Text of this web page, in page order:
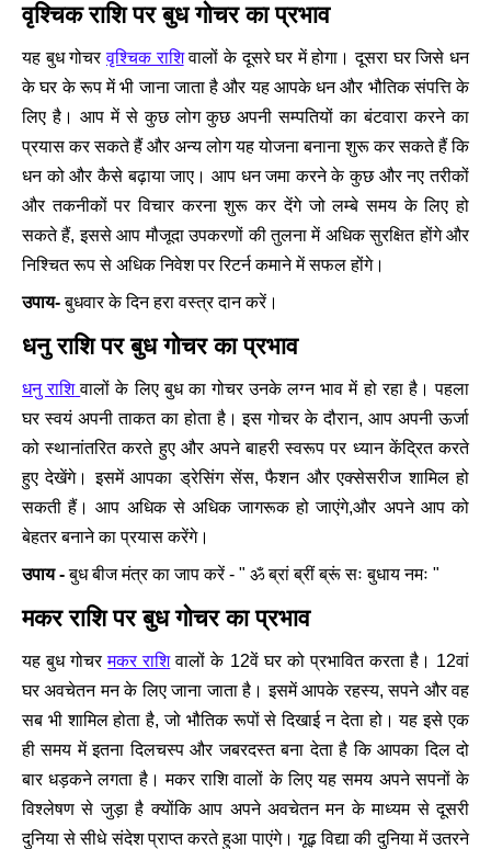
वृश्चिक राशि पर बुध गोचर का प्रभाव
यह बुध गोचर वृश्चिक राशिवालों के दूसरे घर में होगा। दूसरा घर जिसे धन
के घर के रूप में भी जाना जाता है और यह आपके धन और भौतिक संपत्ति के
लिए है। आप में से कुछ लोग कुछ अपनी सम्पतियों का बंटवारा करने का
प्रयास कर सकते हैं और अन्य लोग यह योजना बनाना शुरू कर सकते हैं कि
धन को और कैसे बढ़ाया जाए। आप धन जमा करने के कुछ और नए तरीकों
और तकनीकों पर विचार करना शुरू कर देंगे जो लम्बे समय के लिए हो
सकते हैं, इससे आप मौजूदा उपकरणों की तुलना में अधिक सुरक्षित होंगे और
निश्चित रूप से अधिक निवेश पर रिटर्न कमाने में सफल होंगे।
उपाय-बुधवार के दिन हरा वस्त्र दान करें।
धनु राशि पर बुध गोचर का प्रभाव
धनु राशि वालों के लिए बुध का गोचर उनके लग्न भाव में हो रहा है। पहला
घर स्वयं अपनी ताकत का होता है। इस गोचर के दौरान, आप अपनी ऊर्जा
को स्थानांतरित करते हुए और अपने बाहरी स्वरूप पर ध्यान केंद्रित करते
हुए देखेंगे। इसमें आपका ड्रेसिंग सेंस, फैशन और एक्सेसरीज शामिल हो
सकती हैं। आप अधिक से अधिक जागरूक हो जाएंगे,और अपने आप को
बेहतर बनाने का प्रयास करेंगे।
उपाय -बुध बीज मंत्र का जाप करें - " ॐ ब्रां ब्रीं ब्रूं सः बुधाय नमः "
मकर राशि पर बुध गोचर का प्रभाव
यह बुध गोचर मकर राशिवालों के 12वें घर को प्रभावित करता है। 12वां
घर अवचेतन मन के लिए जाना जाता है। इसमें आपके रहस्य, सपने और वह
सब भी शामिल होता है, जो भौतिक रूपों से दिखाई न देता हो। यह इसे एक
ही समय में इतना दिलचस्प और जबरदस्त बना देता है कि आपका दिल दो
बार धड़कने लगता है। मकर राशि वालों के लिए यह समय अपने सपनों के
विश्लेषण से जुड़ा है क्योंकि आप अपने अवचेतन मन के माध्यम से दूसरी
दुनिया से सीधे संदेश प्राप्त करते हुआ पाएंगे। गूढ़ विद्या की दुनिया में उतरने